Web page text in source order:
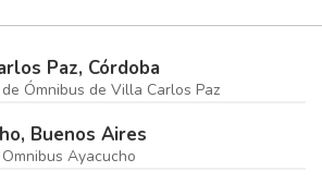
Paz, Córdoba
Ómnibus de Villa Carlos Paz
Buenos Aires
Ayacucho